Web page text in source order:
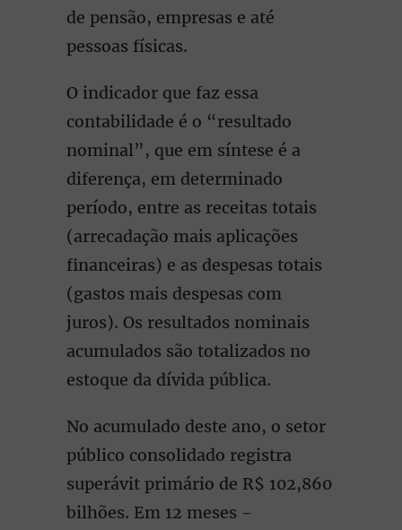
de pensão, empresas e até
pessoas físicas.
O indicador que faz essa
contabilidade é o “resultado
nominal”, que em síntese é a
diferença, em determinado
período, entre as receitas totais
(arrecadação mais aplicações
financeiras) e as despesas totais
(gastos mais despesas com
juros). Os resultados nominais
acumulados são totalizados no
estoque da dívida pública.
No acumulado deste ano, o setor
público consolidado registra
superávit primário de R$ 102,860
bilhões. Em 12 meses -